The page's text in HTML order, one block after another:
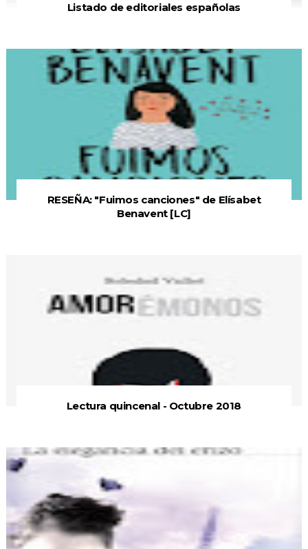
Listado de editoriales españolas
RESEÑA: "Fuimos canciones" de Elísabet
Benavent [LC]
Lectura quincenal - Octubre 2018